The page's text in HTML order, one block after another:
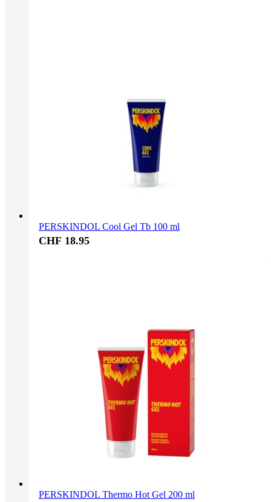
PERSKINDOL Cool Gel Tb 100 ml
CHF 18.95
PERSKINDOL Thermo Hot Gel 200 ml